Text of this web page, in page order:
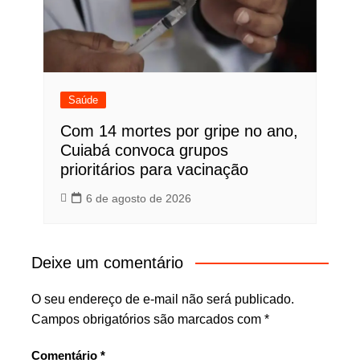
Saúde
Com 14 mortes por gripe no ano,
Cuiabá convoca grupos
prioritários para vacinação
6 de agosto de 2026
Deixe um comentário
O seu endereço de e-mail não será publicado.
Campos obrigatórios são marcados com *
Comentário *